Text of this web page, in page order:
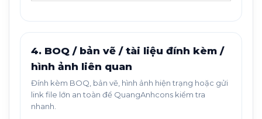
4. BOQ / bản vẽ / tài liệu đính kèm /
hình ảnh liên quan
Đính kèm BOQ, bản vẽ, hình ảnh hiện trạng hoặc gửi
link file lớn an toàn để QuangAnhcons kiểm tra
nhanh.